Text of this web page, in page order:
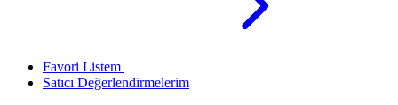
Favori Listem
Satıcı Değerlendirmelerim